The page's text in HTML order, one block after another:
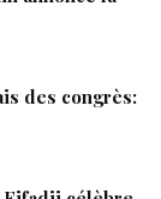
des congrès: